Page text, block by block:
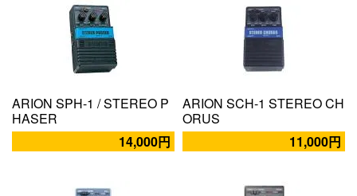
ARION SPH-1 / STEREO P
HASER
14,000円
ARION SCH-1 STEREO CH
ORUS
11,000円